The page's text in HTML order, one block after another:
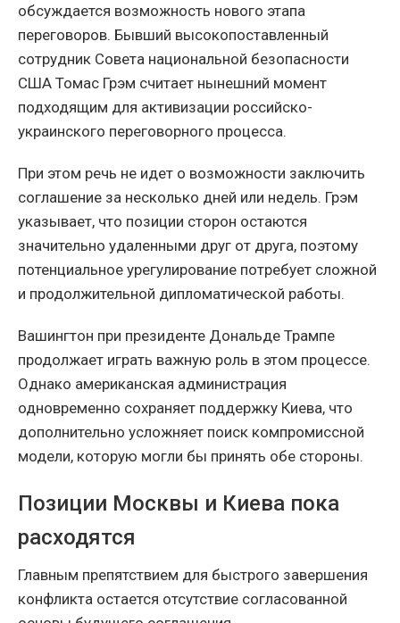
обсуждается возможность нового этапа
переговоров. Бывший высокопоставленный
сотрудник Совета национальной безопасности
США Томас Грэм считает нынешний момент
подходящим для активизации российско-
украинского переговорного процесса.
При этом речь не идет о возможности заключить
соглашение за несколько дней или недель. Грэм
указывает, что позиции сторон остаются
значительно удаленными друг от друга, поэтому
потенциальное урегулирование потребует сложной
и продолжительной дипломатической работы.
Вашингтон при президенте Дональде Трампе
продолжает играть важную роль в этом процессе.
Однако американская администрация
одновременно сохраняет поддержку Киева, что
дополнительно усложняет поиск компромиссной
модели, которую могли бы принять обе стороны.
Позиции Москвы и Киева пока
расходятся
Главным препятствием для быстрого завершения
конфликта остается отсутствие согласованной